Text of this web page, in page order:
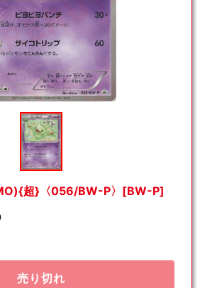
超}〈056/BW-P〉[BW-P]
売り切れ